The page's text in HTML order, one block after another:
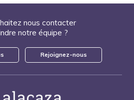
nous contacter
notre équipe ?
Rejoignez-nous